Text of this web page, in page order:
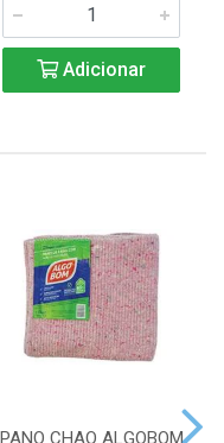
Adicionar
PANO CHAO ALGOBOM